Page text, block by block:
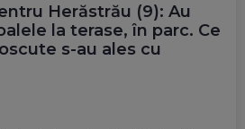
Herăstrău (9): Au
la terase, în parc. Ce
s-au ales cu